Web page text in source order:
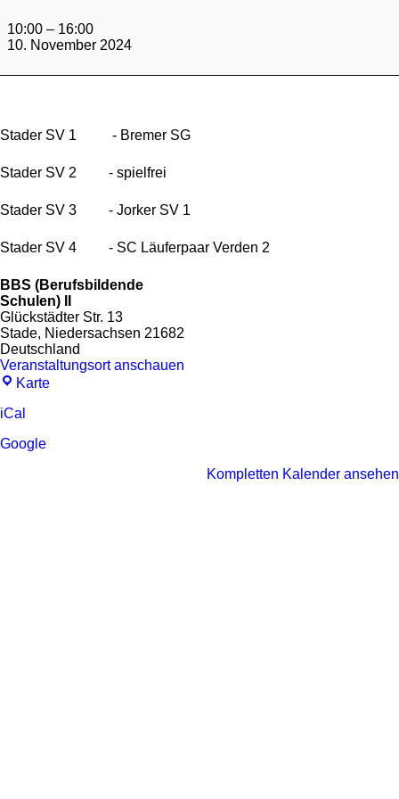
Mannschaften
Saison
24/25
10:00 – 16:00
10. November 2024
Stader SV 1 - Bremer SG
Stader SV 2 - spielfrei
Stader SV 3 - Jorker SV 1
Stader SV 4 - SC Läuferpaar Verden 2
BBS (Berufsbildende
Schulen) II
Glückstädter Str. 13
Stade, Niedersachsen 21682
Deutschland
Veranstaltungsort anschauen
KarteBBS
iCal
Google
Kompletten Kalender ansehen